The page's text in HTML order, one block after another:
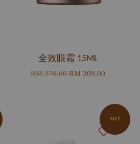
全效眼霜 15ML
RM 270.00RM 209.00
SALE